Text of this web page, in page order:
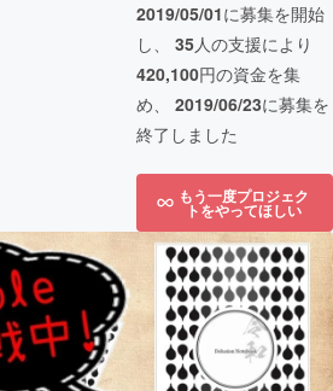
2019/05/01に募集を開始
し、 35人の支援により
420,100円の資金を集
め、 2019/06/23に募集を
終了しました
もう一度プロジェク
トをやってほしい